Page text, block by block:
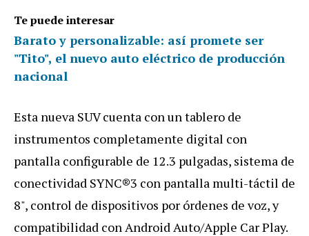
Te puede interesar
Barato y personalizable: así promete ser
"Tito", el nuevo auto eléctrico de producción
nacional
Esta nueva SUV cuenta con un tablero de
instrumentos completamente digital con
pantalla configurable de 12.3 pulgadas, sistema de
conectividad SYNC®3 con pantalla multi-táctil de
8", control de dispositivos por órdenes de voz, y
compatibilidad con Android Auto/Apple Car Play.